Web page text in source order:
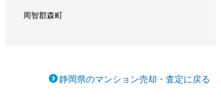
周智郡森町
静岡県のマンション売却・査定に戻る